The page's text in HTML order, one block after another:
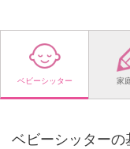
ベビーシッター 家
ベビーシッターの